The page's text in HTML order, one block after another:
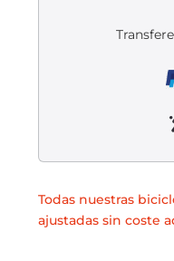
Todas nuestras
ajustadas sin coste